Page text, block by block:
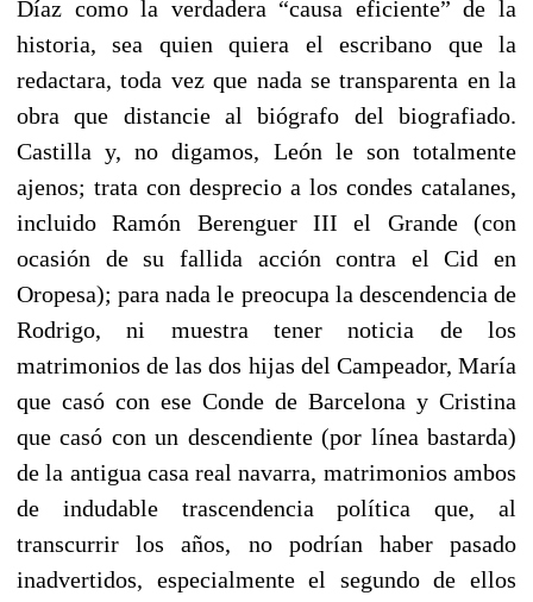
Díaz como la verdadera “causa eficiente” de la
historia, sea quien quiera el escribano que la
redactara, toda vez que nada se transparenta en la
obra que distancie al biógrafo del biografiado.
Castilla y, no digamos, León le son totalmente
ajenos; trata con desprecio a los condes catalanes,
incluido Ramón Berenguer III el Grande (con
ocasión de su fallida acción contra el Cid en
Oropesa); para nada le preocupa la descendencia de
Rodrigo, ni muestra tener noticia de los
matrimonios de las dos hijas del Campeador, María
que casó con ese Conde de Barcelona y Cristina
que casó con un descendiente (por línea bastarda)
de la antigua casa real navarra, matrimonios ambos
de indudable trascendencia política que, al
transcurrir los años, no podrían haber pasado
inadvertidos, especialmente el segundo de ellos